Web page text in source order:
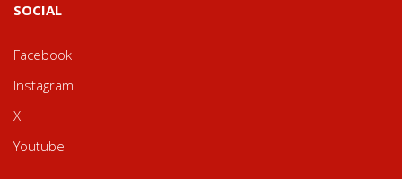
SOCIAL
Facebook
Instagram
X
Youtube